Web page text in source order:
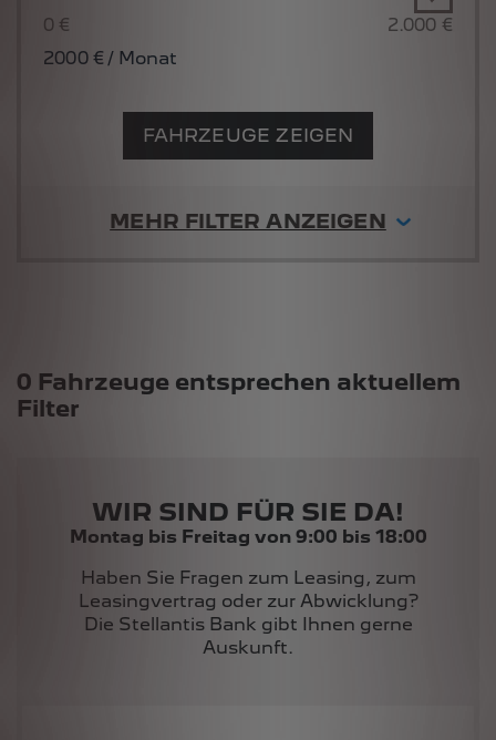
0 €
2.000 €
2000€ / Monat
FAHRZEUGE ZEIGEN
MEHR FILTER ANZEIGEN
Suchergebnisse
0 Fahrzeuge entsprechen aktuellem
Filter
WIR SIND FÜR SIE DA!
Montag bis Freitag von 9:00 bis 18:00
Haben Sie Fragen zum Leasing, zum
Leasingvertrag oder zur Abwicklung?
Die Stellantis Bank gibt Ihnen gerne
Auskunft.